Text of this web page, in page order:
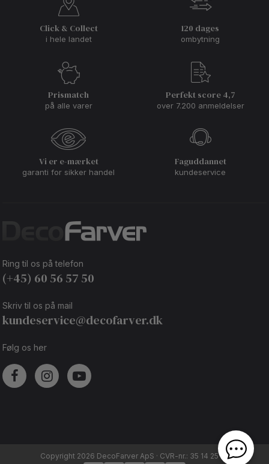
Click & Collect
i hele landet
120 dages
ombytning
Prismatch
på alle varer
Perfekt score 4,7
over 7.200 anmeldelser
Vi er e-mærket
garanti for sikker handel
Faguddannet
kundeservice
Ring til os på telefon
(+45) 60 56 57 50
Skriv til os på mail
kundeservice@decofarver.dk
Følg os her
Copyright 2026 DecoFarver ApS · CVR-nr.: 35 14 25 92